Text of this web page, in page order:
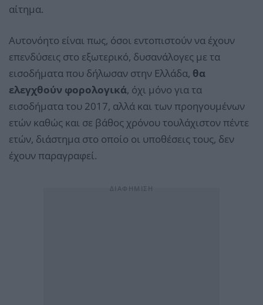
αίτημα.
Αυτονόητο είναι πως, όσοι εντοπιστούν να έχουν
επενδύσεις στο εξωτερικό, δυσανάλογες με τα
εισοδήματα που δήλωσαν στην Ελλάδα, θα
ελεγχθούν φορολογικά, όχι μόνο για τα
εισοδήματα του 2017, αλλά και των προηγουμένων
ετών καθώς και σε βάθος χρόνου τουλάχιστον πέντε
ετών, διάστημα στο οποίο οι υποθέσεις τους, δεν
έχουν παραγραφεί.